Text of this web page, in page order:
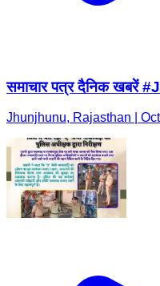
समाचार पत्र दैनिक खबरें
Jhunjhunu, Rajasthan |